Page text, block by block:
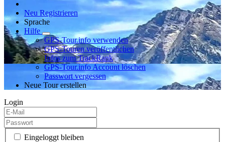
Neu Registrieren
Sprache
Hilfe
GPS-Tour.info verwenden
GPS-Touren veröffentlichen
Infos zum TrackRank
GPS-Tour.info Account löschen
Passwort vergessen
Neue Tour erstellen
Login
Eingeloggt bleiben